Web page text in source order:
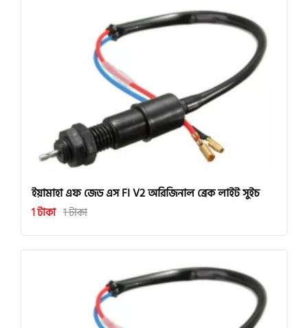
ইয়ামাহা এফ জেড এস FI V2 অরিজিনাল ব্রেক লাইট সুইচ
1 টাকা 1 টাকা